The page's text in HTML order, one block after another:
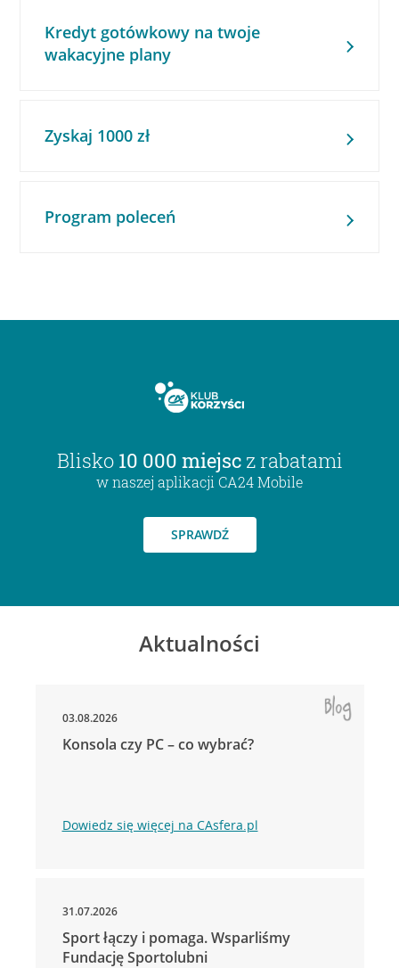
Kredyt gotówkowy na twoje
wakacyjne plany
Zyskaj 1000 zł
Program poleceń
Blisko 10 000 miejsc z rabatami
w naszej aplikacji CA24 Mobile
SPRAWDŹ
Aktualności
03.08.2026
Konsola czy PC – co wybrać?
Dowiedz się więcej na CAsfera.pl
31.07.2026
Sport łączy i pomaga. Wsparliśmy
Fundację Sportolubni